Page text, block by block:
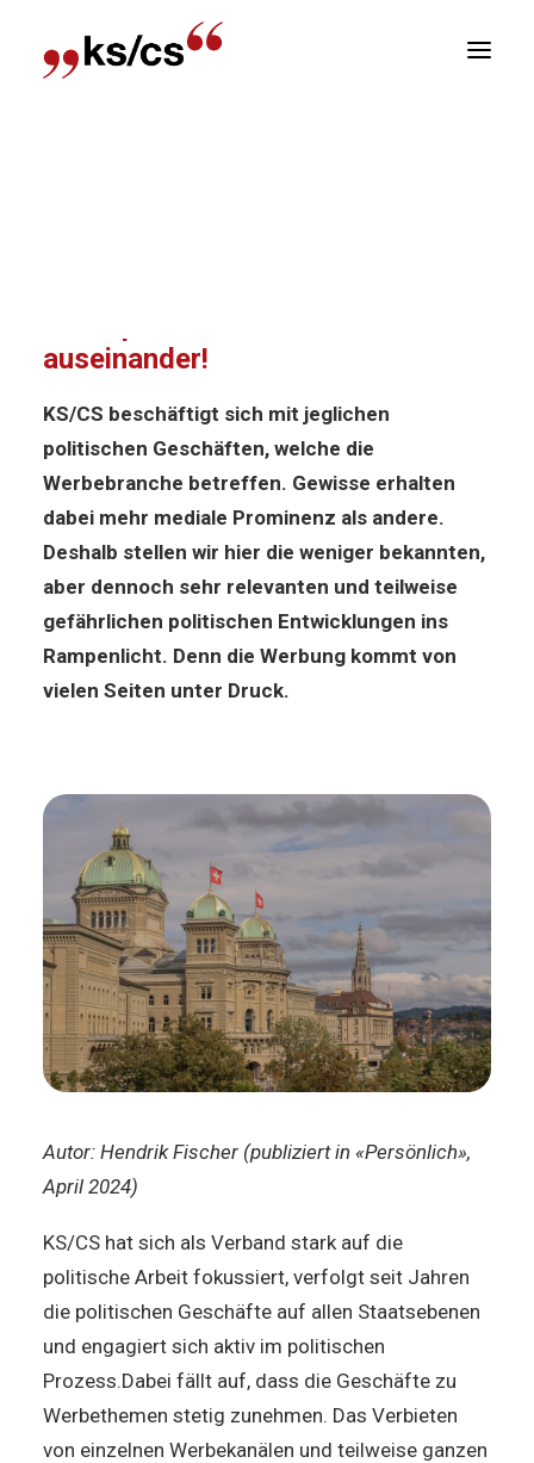
auseinander!
KS/CS beschäftigt sich mit jeglichen
politischen Geschäften, welche die
Werbebranche betreffen. Gewisse erhalten
dabei mehr mediale Prominenz als andere.
Deshalb stellen wir hier die weniger bekannten,
aber dennoch sehr relevanten und teilweise
gefährlichen politischen Entwicklungen ins
Rampenlicht. Denn die Werbung kommt von
vielen Seiten unter Druck.
Autor: Hendrik Fischer (publiziert in «Persönlich»,
April 2024)
KS/CS hat sich als Verband stark auf die
politische Arbeit fokussiert, verfolgt seit Jahren
die politischen Geschäfte auf allen Staatsebenen
und engagiert sich aktiv im politischen
Prozess.Dabei fällt auf, dass die Geschäfte zu
Werbethemen stetig zunehmen. Das Verbieten
von einzelnen Werbekanälen und teilweise ganzen